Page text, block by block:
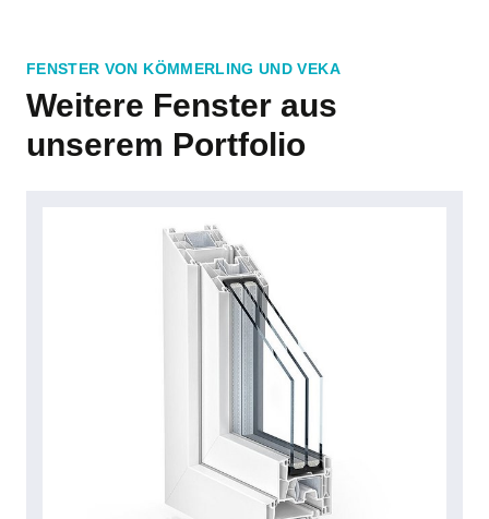
FENSTER VON KÖMMERLING UND VEKA
Weitere Fenster aus
unserem Portfolio